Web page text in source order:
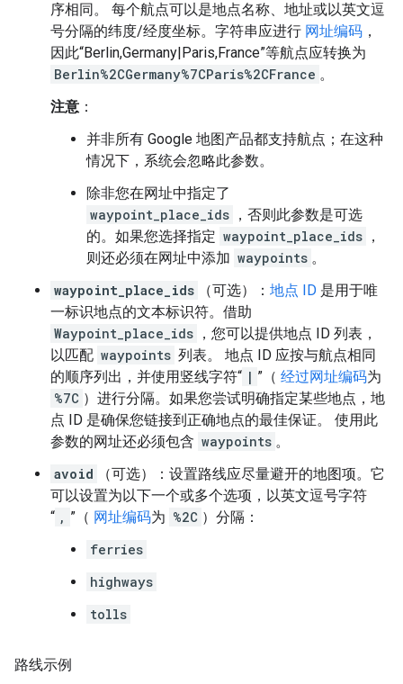
序相同。 每个航点可以是地点名称、地址或以英文逗
号分隔的纬度/经度坐标。字符串应进行 网址编码 ，
因此“Berlin,Germany|Paris,France”等航点应转换为
Berlin%2CGermany%7CParis%2CFrance 。
注意 ：
并非所有 Google 地图产品都支持航点；在这种
情况下，系统会忽略此参数。
除非您在网址中指定了
waypoint_place_ids ，否则此参数是可选
的。如果您选择指定 waypoint_place_ids ，
则还必须在网址中添加 waypoints 。
waypoint_place_ids
（可选）： 地点 ID 是用于唯
一标识地点的文本标识符。借助
Waypoint_place_ids ，您可以提供地点 ID 列表，
以匹配 waypoints 列表。 地点 ID 应按与航点相同
的顺序列出，并使用竖线字符“ | ”（ 经过网址编码为
%7C ）进行分隔。如果您尝试明确指定某些地点，地
点 ID 是确保您链接到正确地点的最佳保证。 使用此
参数的网址还必须包含 waypoints 。
avoid
（可选）：设置路线应尽量避开的地图项。它
可以设置为以下一个或多个选项，以英文逗号字符
“ , ”（ 网址编码为 %2C ）分隔：
ferries
highways
tolls
路线示例